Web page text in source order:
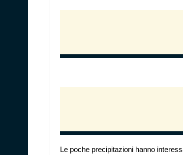
Le poche precipitazioni hanno